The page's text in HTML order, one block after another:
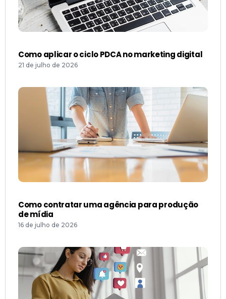
Como aplicar o ciclo PDCA no marketing digital
21 de julho de 2026
Como contratar uma agência para produção
de mídia
16 de julho de 2026